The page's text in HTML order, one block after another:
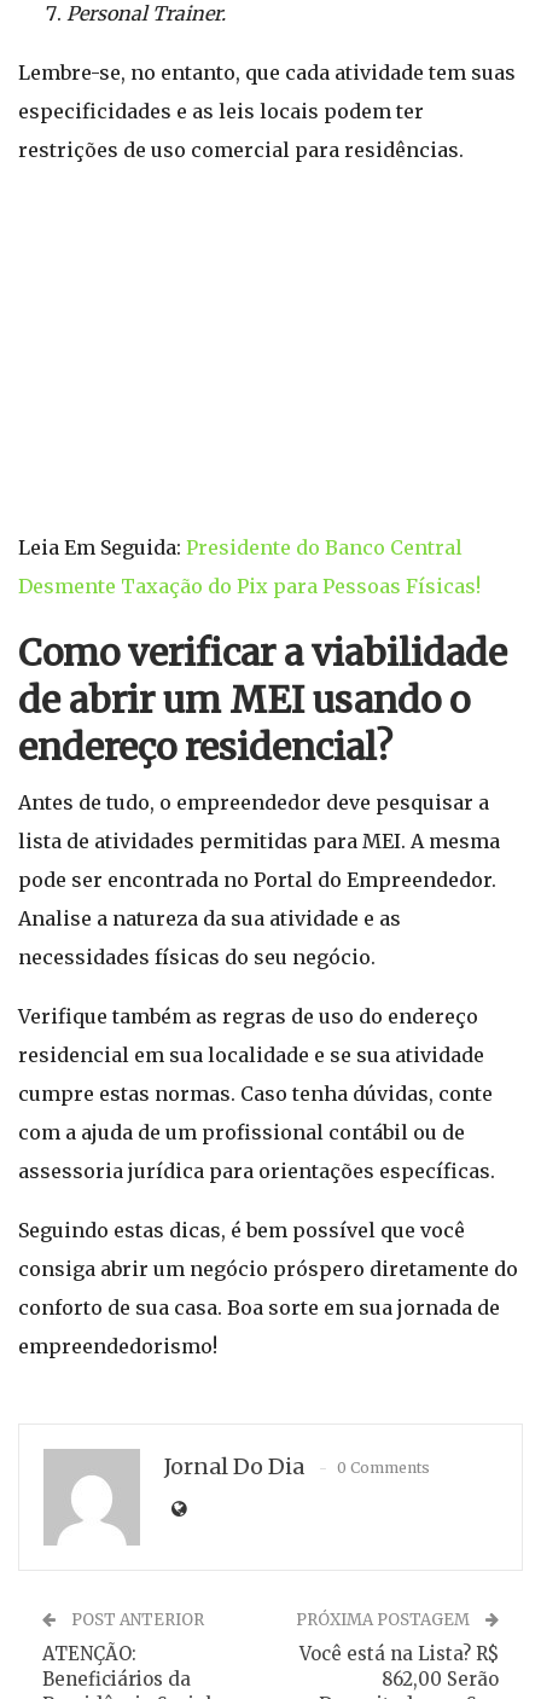
Personal Trainer.
Lembre-se, no entanto, que cada atividade tem suas
especificidades e as leis locais podem ter
restrições de uso comercial para residências.
Leia Em Seguida: Presidente do Banco Central
Desmente Taxação do Pix para Pessoas Físicas!
Como verificar a viabilidade
de abrir um MEI usando o
endereço residencial?
Antes de tudo, o empreendedor deve pesquisar a
lista de atividades permitidas para MEI. A mesma
pode ser encontrada no Portal do Empreendedor.
Analise a natureza da sua atividade e as
necessidades físicas do seu negócio.
Verifique também as regras de uso do endereço
residencial em sua localidade e se sua atividade
cumpre estas normas. Caso tenha dúvidas, conte
com a ajuda de um profissional contábil ou de
assessoria jurídica para orientações específicas.
Seguindo estas dicas, é bem possível que você
consiga abrir um negócio próspero diretamente do
conforto de sua casa. Boa sorte em sua jornada de
empreendedorismo!
Jornal Do Dia 0 Comments
POST ANTERIOR
ATENÇÃO:
Beneficiários da
PRÓXIMA POSTAGEM
Você está na Lista? R$
862,00 Serão